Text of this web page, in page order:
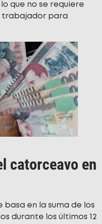
que no se requiere
trabajador para
catorceavo en
basa en la suma de los
durante los últimos 12